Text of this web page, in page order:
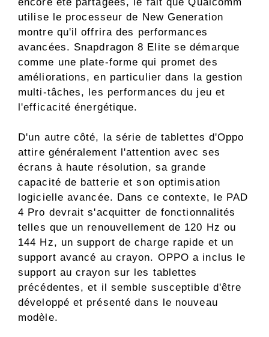
utilise le processeur de New Generation
montre qu'il offrira des performances
avancées. Snapdragon 8 Elite se démarque
comme une plate-forme qui promet des
améliorations, en particulier dans la gestion
multi-tâches, les performances du jeu et
l'efficacité énergétique.
D'un autre côté, la série de tablettes d'Oppo
attire généralement l'attention avec ses
écrans à haute résolution, sa grande
capacité de batterie et son optimisation
logicielle avancée. Dans ce contexte, le PAD
4 Pro devrait s'acquitter de fonctionnalités
telles que un renouvellement de 120 Hz ou
144 Hz, un support de charge rapide et un
support avancé au crayon. OPPO a inclus le
support au crayon sur les tablettes
précédentes, et il semble susceptible d'être
développé et présenté dans le nouveau
modèle.